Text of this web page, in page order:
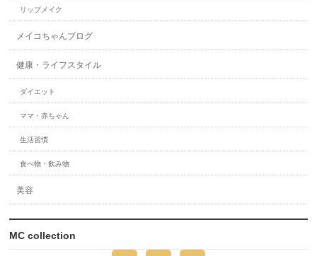
リップメイク
メイコちゃんブログ
健康・ライフスタイル
ダイエット
ママ・赤ちゃん
生活習慣
食べ物・飲み物
美容
MC collection